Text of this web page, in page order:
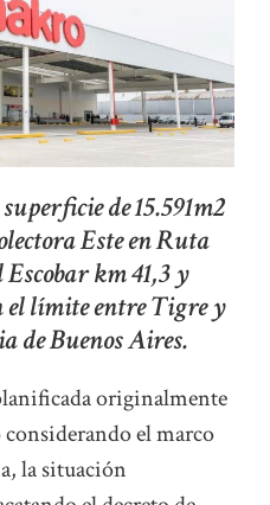
de 15.591m2
Este en Ruta
km 41,3 y
el límite entre Tigre y
de Buenos Aires.
originalmente
considerando el marco
la situación